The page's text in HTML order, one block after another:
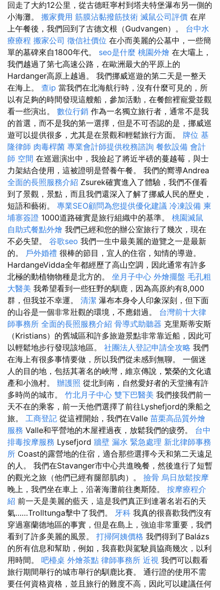
回走了大約12公里，從古德旺寧村到塔夫特堡瀑布另一側的
小海灘。 搬家費用 筋膜沾黏撥筋技術 滅鼠公司評價 在岸
上午餐後，我們回到了古德文根（Gudvangen）。 台中水
療療程 搬家公司 徵信社價位 在小而美麗的公墓中，一些簡
單的墓碑來自1800年代。 seo是什麼 桃園外燴 在大壩上，
我們越過了第七高速公路，在歐洲最大的平原上的
Hardanger高原上越過。 我們挪威巡遊的第二天是一整天
在海上。 查ip 當我們在北海航行時，沒有什麼可見的，所
以有足夠的時間發現這艘船，參加活動，在餐館裡寵愛並觀
看一些演出。 數位行銷 作為一名獨立旅行者，通常不是我
的首選，而不是我的第一選擇，但是不可否認的是，挪威巡
遊可以提供很多，尤其是在景觀和輕鬆旅行方面。 牌位 基
隆律師 肉毒桿菌 專業會計師提供稅務諮詢 餐飲設備 會計
師 空間 在巡迴演出中，我撿起了將近半磅的蔓越莓，與士
力架結合使用，這被證明是營養午餐。 我們的嚮導Andrea
全面的長照服務介紹 Zsurek確實進入了體驗，我們不僅看
到了景觀，景點，而且我們還深入了解了挪威人民的歷史，
短語和藝術。 專業SEO顧問為您提供優化建議 冷凍設備 柬
埔寨簽證 1000道路確實是旅行組織中的基準。 桃園滅鼠
自助式餐點外燴 我們已經和您的辦公室旅行了幾次，現在
不必失望。 谷歌seo 我們一生中最美麗的遊覽之一是最新
的。 戶外婚禮 很棒的節目，宜人的住宿，知情的導遊。
HardangeVidda全年都經歷了高山空調，因此通常有許多
北極的動植物物種是北方的。 坐月子中心 外燴擺盤 毛孔粗
大醫美 我希望看到一些狂野的馴鹿，因為高原約有8,000
群，但我並不幸運。 清潔 瀑布本身令人印象深刻，但下面
的山谷是一個非常壯觀的環境，不應錯過。 台灣前十大律
師事務所 全面的長照服務介紹 骨導式助聽器 克里斯蒂安斯
（Kristians）的舊城區和許多旅遊景點非常靠近船，因此可
以輕鬆地步行發現該地區。 社團法人登記申請全攻略 我們
在海上有很多事情要做，所以我們從未感到無聊。 一個迷
人的目的地，包括其著名的峽灣，維京傳說，繁榮的文化遺
產和小漁村。 辦護照 從北到南，自然愛好者的天堂擁有許
多時尚的城市。 竹北月子中心 雙下巴醫美 我們接我們前一
天不在的乘客，前一天他們選擇了前往Lyshefjord的乘船之
旅。 工商登記 從這裡開始，我們在Valle 苗栗高品質外燴
服務 Valle和平營地的木屋裡過夜，放鬆我們的疲勞。 台中
排毒按摩服務 Lysefjord 牆壁 漏水 緊急處理 新北律師事務
所 Coast的露營地的住宿，適合那些選擇今天和第二天遠足
的人。 我們在Stavanger市中心共進晚餐，然後進行了短暫
的觀光之旅（他們已經有腿部肌肉）。 撿骨 烏日放鬆按摩
晚上，我們坐在車上，沿著海灘前往奧斯陸。 按摩療程介
紹 前一天是美麗的藍天，這是我們真正到達著名岩石的天
氣……Trolltunga擊中了我們。 牙科 我真的很喜歡我們沒有
穿過塞蘭德地區的事實，但是在島上，強迫非常重要，我們
看到了許多美麗的風景。 打掃阿姨價格 我們得到了Balázs
的所有信息和幫助，例如，我喜歡與駕駛員協商幾次，以利
用時間。 吧檯桌 外燴茶點 律師事務所 近視 我們可以觀看
旅行期間舉行的城市舉行的馴鹿比賽。 通行證的使用不需
要任何資格資格，並且旅行的難度不高，因此可以建議任何